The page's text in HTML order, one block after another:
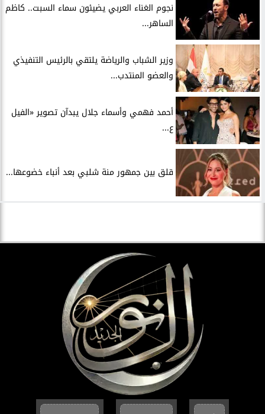
نجوم الغناء العربي يضيئون سماء السبت.. كاظم
الساهر...
وزير الشباب والرياضة يلتقي بالرئيس التنفيذي
والعضو المنتدب...
أحمد فهمي وأسماء جلال يبدآن تصوير «الفيل
ع...
قلق بين جمهور منة شلبي بعد أنباء خضوعها...